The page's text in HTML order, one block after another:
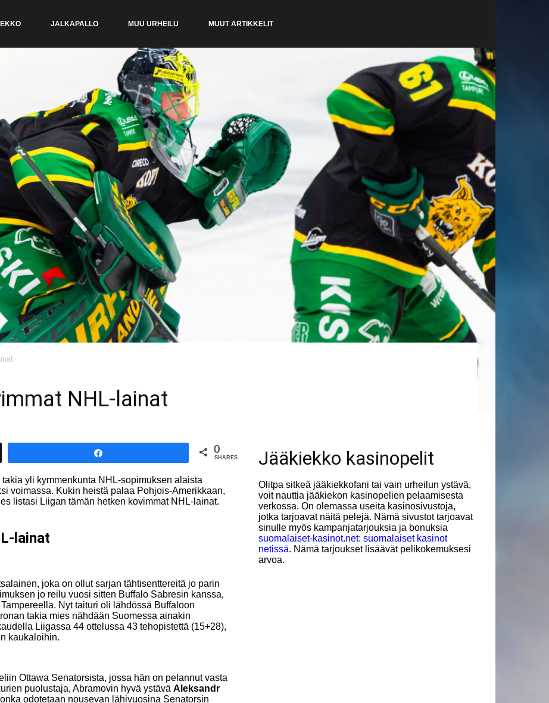
JALKAPALLO MUU URHEILU MUUT ARTIKKELIT
NHL-lainat
0
SHARES
yli kymmenkunta NHL-sopimuksen alaista
voimassa. Kukin heistä palaa Pohjois-Amerikkaan,
listasi Liigan tämän hetken kovimmat NHL-lainat.
lainat
joka on ollut sarjan tähtisenttereitä jo parin
jo reilu vuosi sitten Buffalo Sabresin kanssa,
Nyt taituri oli lähdössä Buffaloon
takia mies nähdään Suomessa ainakin
Liigassa 44 ottelussa 43 tehopistettä (15+28),
kaukaloihin.
Ottawa Senatorsista, jossa hän on pelannut vasta
puolustaja, Abramovin hyvä ystävä Aleksandr
odotetaan nousevan lähivuosina Senatorsin
Jääkiekko kasinopelit
Olitpa sitkeä jääkiekkofani tai vain urheilun ystävä,
voit nauttia jääkiekon kasinopelien pelaamisesta
verkossa. On olemassa useita kasinosivustoja,
jotka tarjoavat näitä pelejä. Nämä sivustot tarjoavat
sinulle myös kampanjatarjouksia ja bonuksia
suomalaiset-kasinot.net: suomalaiset kasinot
netissä. Nämä tarjoukset lisäävät pelikokemuksesi
arvoa.